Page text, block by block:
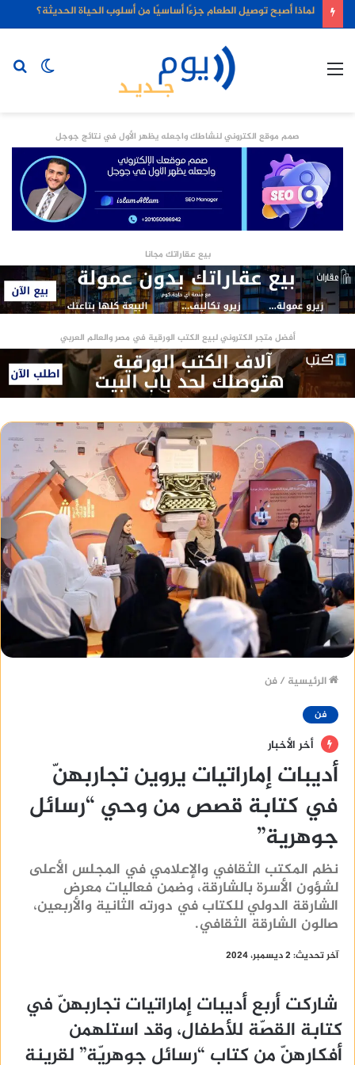
لماذا أصبح توصيل الطعام جزءًا أساسيًا من أسلوب الحياة الحديثة؟
الوضع
صمم موقع الكتروني لنشاطك واجعله يظهر الأول في نتائج جوجل
بيع عقاراتك مجانا
أفضل متجر الكتروني لبيع الكتب الورقية في مصر والعالم العربي
الرئيسية /فن
فن
أخر الأخبار
أديبات إماراتيات يروين تجاربهنّ
في كتابة قصص من وحي “رسائل
جوهرية”
نظم المكتب الثقافي والإعلامي في المجلس الأعلى
لشؤون الأسرة بالشارقة، وضمن فعاليات معرض
الشارقة الدولي للكتاب في دورته الثانية والأربعين،
صالون الشارقة الثقافي.
آخر تحديث: 2 ديسمبر، 2024
شاركت أربع أديبات إماراتيات تجاربهنّ في
كتابة القصّة للأطفال، وقد استلهمن
أفكارهنّ من كتاب “رسائل جوهريّة” لقرينة